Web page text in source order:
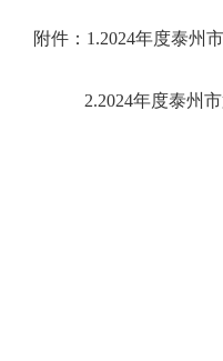
附件： 1.2024年度泰州
2.2024年度泰州